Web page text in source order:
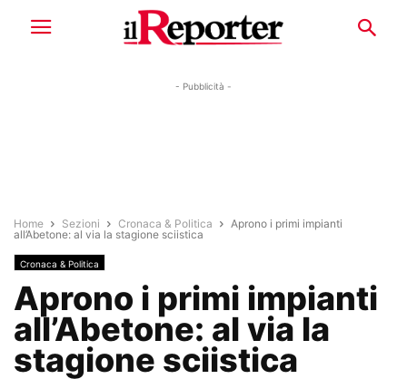
- Pubblicità -
Home Sezioni Cronaca & Politica
Aprono i primi impianti
all’Abetone: al via la stagione sciistica
Cronaca & Politica
Aprono i primi impianti
all’Abetone: al via la
stagione sciistica